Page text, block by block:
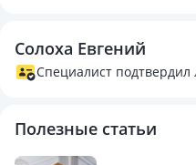
Солоха Евгений
Специалист подтвердил
Полезные статьи